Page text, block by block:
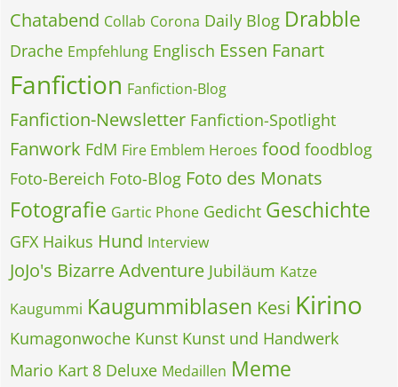
Chatabend Collab Corona Daily Blog Drabble
Drache Empfehlung Englisch Essen Fanart
Fanfiction Fanfiction-Blog
Fanfiction-Newsletter Fanfiction-Spotlight
Fanwork FdM Fire Emblem Heroes food foodblog
Foto-Bereich Foto-Blog Foto des Monats
Fotografie Gartic Phone Gedicht Geschichte
GFX Haikus Hund Interview
JoJo's Bizarre Adventure Jubiläum Katze
Kaugummi Kaugummiblasen Kesi Kirino
Kumagonwoche Kunst Kunst und Handwerk
Mario Kart 8 Deluxe Medaillen Meme